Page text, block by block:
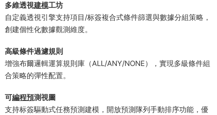
多維透視建模工坊​
自定義透視引擎支持項目/标簽複合式條件篩選與數據分組策略，
創建個性化數據觀測維度。
​高級條件過濾規則​
增強布爾邏輯運算規則庫（ALL/ANY/NONE），實現多級條件組
合策略的彈性配置。
​可編程預測視圖​
支持标簽驅動式任務預測建模，開放預測隊列手動排序功能，優